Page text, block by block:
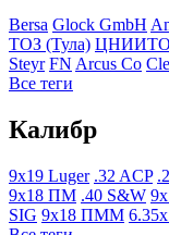
Bersa Glock GmbH
ТОЗ (Тула)
Steyr FN Arcus Co
Все теги
Калибр
9x19 Luger .32 ACP
9x18 ПМ .40 S&W
SIG 9x18 ПММ